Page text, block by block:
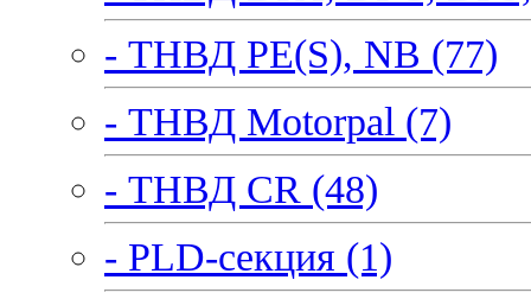
- ТНВД PE(S), NB (77)
- ТНВД Motorpal (7)
- ТНВД CR (48)
- PLD-секция (1)